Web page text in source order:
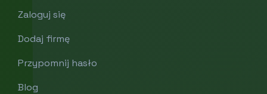
Zaloguj się
Dodaj firmę
Przypomnij hasło
Blog